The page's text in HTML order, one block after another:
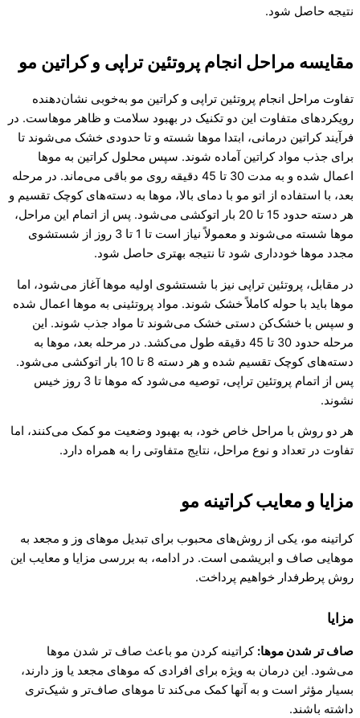
نتیجه حاصل شود.
مقایسه مراحل انجام پروتئین تراپی و کراتین مو
تفاوت مراحل انجام پروتئین تراپی و کراتین مو به‌خوبی نشان‌دهنده
رویکردهای متفاوت این دو تکنیک در بهبود سلامت و ظاهر موهاست. در
فرآیند کراتین درمانی، ابتدا موها شسته و تا حدودی خشک می‌شوند تا
برای جذب مواد کراتین آماده شوند. سپس محلول کراتین به موها
اعمال شده و به مدت 30 تا 45 دقیقه روی مو باقی می‌ماند. در مرحله
بعد، با استفاده از اتو مو با دمای بالا، موها به دسته‌های کوچک تقسیم و
هر دسته حدود 15 تا 20 بار اتوکشی می‌شود. پس از اتمام این مراحل،
موها شسته می‌شوند و معمولاً نیاز است تا 1 تا 3 روز از شستشوی
مجدد موها خودداری شود تا نتیجه بهتری حاصل شود.
در مقابل، پروتئین تراپی نیز با شستشوی اولیه موها آغاز می‌شود، اما
موها باید با حوله کاملاً خشک شوند. مواد پروتئینی به موها اعمال شده
و سپس با خشک‌کن دستی خشک می‌شوند تا مواد جذب شوند. این
مرحله حدود 30 تا 45 دقیقه طول می‌کشد. در مرحله بعد، موها به
دسته‌های کوچک تقسیم شده و هر دسته 8 تا 10 بار اتوکشی می‌شود.
پس از اتمام پروتئین تراپی، توصیه می‌شود که موها تا 3 روز خیس
نشوند.
هر دو روش با مراحل خاص خود، به بهبود وضعیت مو کمک می‌کنند، اما
تفاوت در تعداد و نوع مراحل، نتایج متفاوتی را به همراه دارد.
مزایا و معایب کراتینه مو
کراتینه مو، یکی از روش‌های محبوب برای تبدیل موهای وز و مجعد به
موهایی صاف و ابریشمی است. در ادامه، به بررسی مزایا و معایب این
روش پرطرفدار خواهیم پرداخت.
مزایا
صاف تر شدن موها:کراتینه کردن مو باعث صاف تر شدن موها
می‌شود. این درمان به ویژه برای افرادی که موهای مجعد یا وز دارند،
بسیار مؤثر است و به آنها کمک می‌کند تا موهای صاف‌تر و شیک‌تری
داشته باشند.